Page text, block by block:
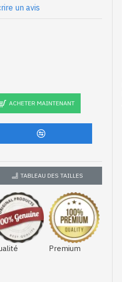
Améthyste
(BG-AM-252P)
un avis
ACHETER MAINTENANT
TABLEAU DES TAILLES
Premium